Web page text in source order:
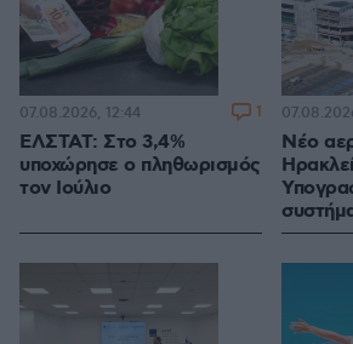
ΕΛΣΤΑΤ: Στο 3,4%
υποχώρησε ο πληθωρισμός
τον Ιούλιο
07.08.2026, 12:44 1
Νέο